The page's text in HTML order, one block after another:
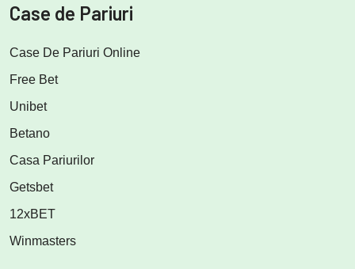
Case de Pariuri
Case De Pariuri Online
Free Bet
Unibet
Betano
Casa Pariurilor
Getsbet
12xBET
Winmasters